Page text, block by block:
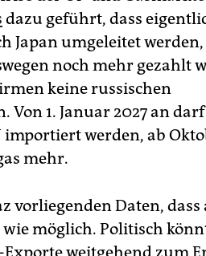
dazu geführt, dass
Japan umgeleitet
noch mehr gezahlt
keine russischen
1. Januar 2027 an
importiert werden, ab
mehr.
vorliegenden Daten,
möglich. Politisch
Exporte weitgehend zum